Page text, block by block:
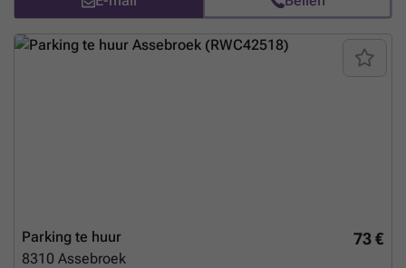
73 €
Parking te huur
8310 Assebroek